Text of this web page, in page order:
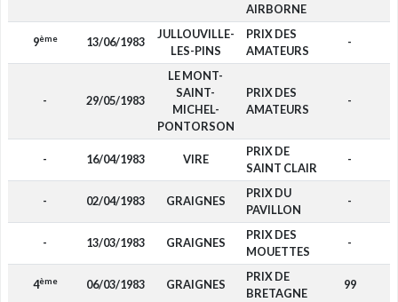
AIRBORNE
9ème 13/06/1983
JULLOUVILLE-
LES-PINS
PRIX DES
AMATEURS
-
- 29/05/1983
LE MONT-
SAINT-
MICHEL-
PONTORSON
PRIX DES
AMATEURS
-
- 16/04/1983 VIRE
PRIX DE
SAINT CLAIR
-
- 02/04/1983 GRAIGNES
PRIX DU
PAVILLON
-
- 13/03/1983 GRAIGNES
PRIX DES
MOUETTES
-
4ème 06/03/1983 GRAIGNES
PRIX DE
BRETAGNE
99